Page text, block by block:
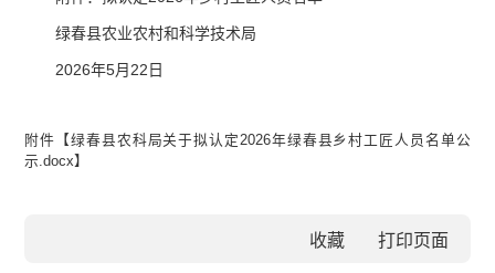
绿春县农业农村和科学技术局
2026年5月22日
附件【绿春县农科局关于拟认定2026年绿春县乡村工匠人员名单公
示.docx】
收藏